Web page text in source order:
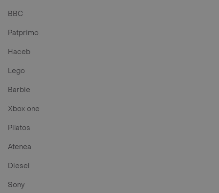
BBC
Patprimo
Haceb
Lego
Barbie
Xbox one
Pilatos
Atenea
Diesel
Sony